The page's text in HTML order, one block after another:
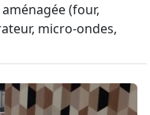
(four,
micro-ondes,